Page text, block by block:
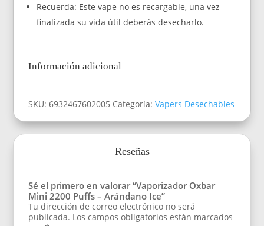
Recuerda: Este vape no es recargable, una vez
finalizada su vida útil deberás desecharlo.
Información adicional
SKU:6932467602005 Categoría:Vapers Desechables
Reseñas
Sé el primero en valorar “Vaporizador Oxbar
Mini 2200 Puffs – Arándano Ice”
Tu dirección de correo electrónico no será
publicada. Los campos obligatorios están marcados